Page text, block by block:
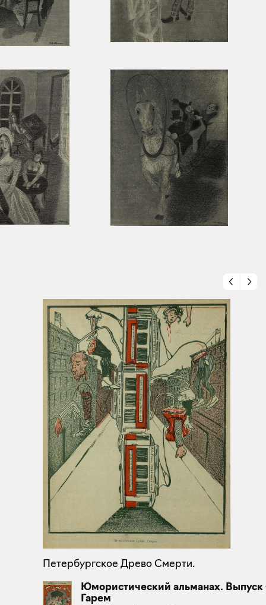
Петербургское Древо Смерти.
Юмористический альманах. Выпуск
Гарем